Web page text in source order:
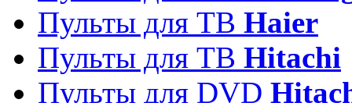
Пульты для ТВ Haier
Пульты для ТВ Hitachi
Пульты для DVD